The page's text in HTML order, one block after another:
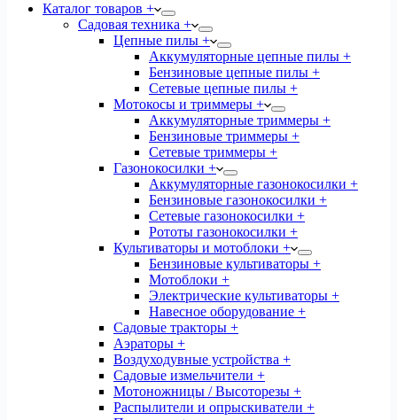
Каталог товаров +
Садовая техника +
Цепные пилы +
Аккумуляторные цепные пилы +
Бензиновые цепные пилы +
Сетевые цепные пилы +
Мотокосы и триммеры +
Аккумуляторные триммеры +
Бензиновые триммеры +
Сетевые триммеры +
Газонокосилки +
Аккумуляторные газонокосилки +
Бензиновые газонокосилки +
Сетевые газонокосилки +
Рототы газонокосилки +
Культиваторы и мотоблоки +
Бензиновые культиваторы +
Мотоблоки +
Электрические культиваторы +
Навесное оборудование +
Садовые тракторы +
Аэраторы +
Воздуходувные устройства +
Садовые измельчители +
Мотоножницы / Высоторезы +
Распылители и опрыскиватели +